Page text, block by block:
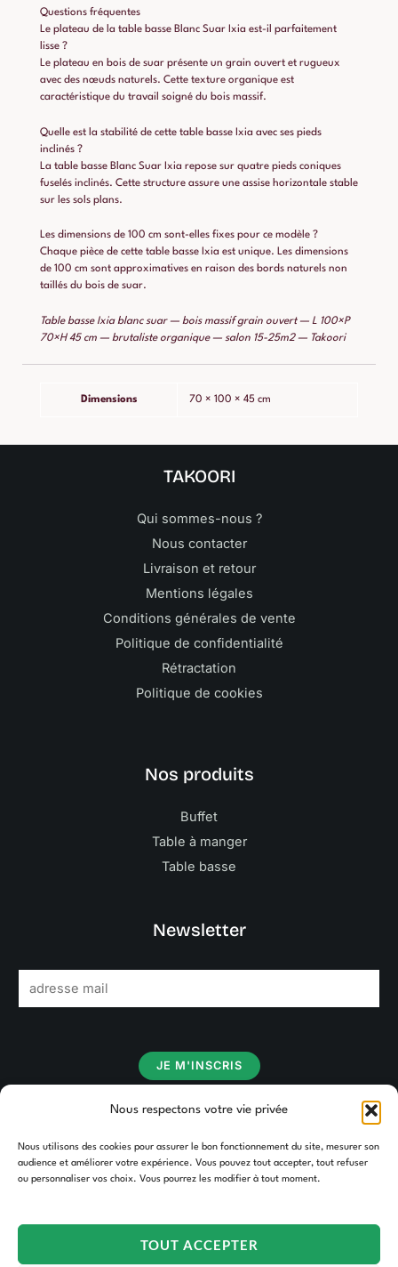
Nous respectons votre vie privée
Nous utilisons des cookies pour assurer le bon fonctionnement du site, mesurer son
audience et améliorer votre expérience. Vous pouvez tout accepter, tout refuser
ou personnaliser vos choix. Vous pourrez les modifier à tout moment.
TOUT ACCEPTER
Questions fréquentes
Le plateau de la table basse Blanc Suar Ixia est-il parfaitement
lisse ?
Le plateau en bois de suar présente un grain ouvert et rugueux
avec des nœuds naturels. Cette texture organique est
caractéristique du travail soigné du bois massif.
Quelle est la stabilité de cette table basse Ixia avec ses pieds
inclinés ?
La table basse Blanc Suar Ixia repose sur quatre pieds coniques
fuselés inclinés. Cette structure assure une assise horizontale stable
sur les sols plans.
Les dimensions de 100 cm sont-elles fixes pour ce modèle ?
Chaque pièce de cette table basse Ixia est unique. Les dimensions
de 100 cm sont approximatives en raison des bords naturels non
taillés du bois de suar.
Table basse Ixia blanc suar — bois massif grain ouvert — L 100×P
70×H 45 cm — brutaliste organique — salon 15-25m2 — Takoori
Dimensions 70 × 100 × 45 cm
TAKOORI
Qui sommes-nous ?
Nous contacter
Livraison et retour
Mentions légales
Conditions générales de vente
Politique de confidentialité
Rétractation
Politique de cookies
Nos produits
Buffet
Table à manger
Table basse
Newsletter
m
JE M'INSCRIS